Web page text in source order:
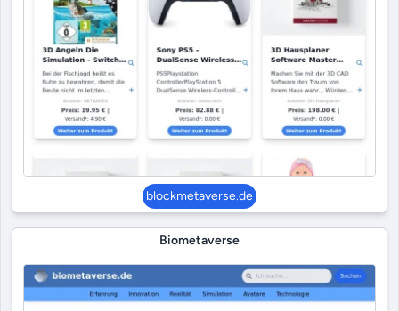
blockmetaverse.de
Biometaverse